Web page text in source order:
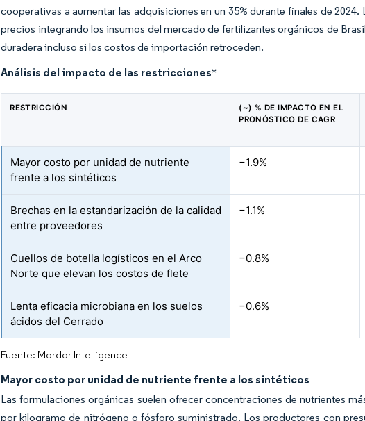
cooperativas a aumentar las adquisiciones en un 35% durante finales de
precios integrando los insumos del mercado de fertilizantes orgánicos de
duradera incluso si los costos de importación retroceden.
Análisis del impacto de las restricciones*
RESTRICCIÓN
(~) % DE IMPACTO EN EL
PRONÓSTICO DE CAGR
Mayor costo por unidad de nutriente
frente a los sintéticos
−1.9%
Brechas en la estandarización de la calidad
entre proveedores
−1.1%
Cuellos de botella logísticos en el Arco
Norte que elevan los costos de flete
−0.8%
Lenta eficacia microbiana en los suelos
ácidos del Cerrado
−0.6%
Fuente: Mordor Intelligence
Mayor costo por unidad de nutriente frente a los sintéticos
Las formulaciones orgánicas suelen ofrecer concentraciones de nutrientes
por kilogramo de nitrógeno o fósforo suministrado. Los productores con